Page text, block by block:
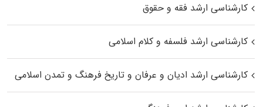
کارشناسی ارشد فقه و حقوق
کارشناسی ارشد فلسفه و کلام اسلامی
کارشناسی ارشد ادیان و عرفان و تاریخ فرهنگ و تمدن اسلامی